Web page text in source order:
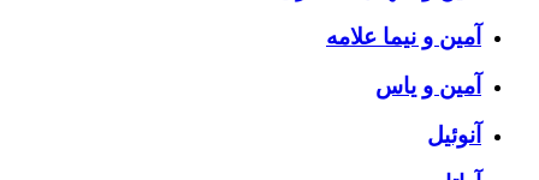
آمین و نیما علامه
آمین و یاس
آنوئیل